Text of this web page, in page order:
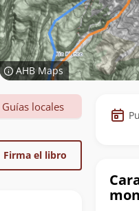
AHB Maps
de
Guías locales
Firma el libro